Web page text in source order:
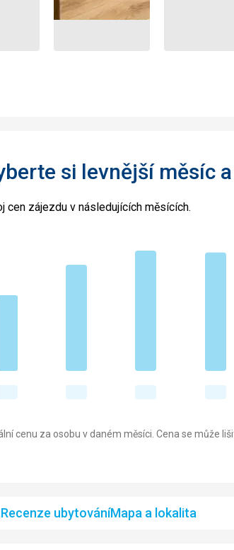
si levnější měsíc
cen zájezdu v následujících měsících.
cenu za osobu v daném měsíci. Cena se může
Recenze ubytováníMapa a lokalita